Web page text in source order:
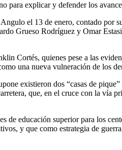
para explicar y defender los
el 13 de enero, contado
Grueso Rodríguez y Omar
Cortés, quienes pese a las
una nueva vulneración de los
existieron dos “casas de
que, en el cruce con la vía
de educación superior para los
y que como estrategia de